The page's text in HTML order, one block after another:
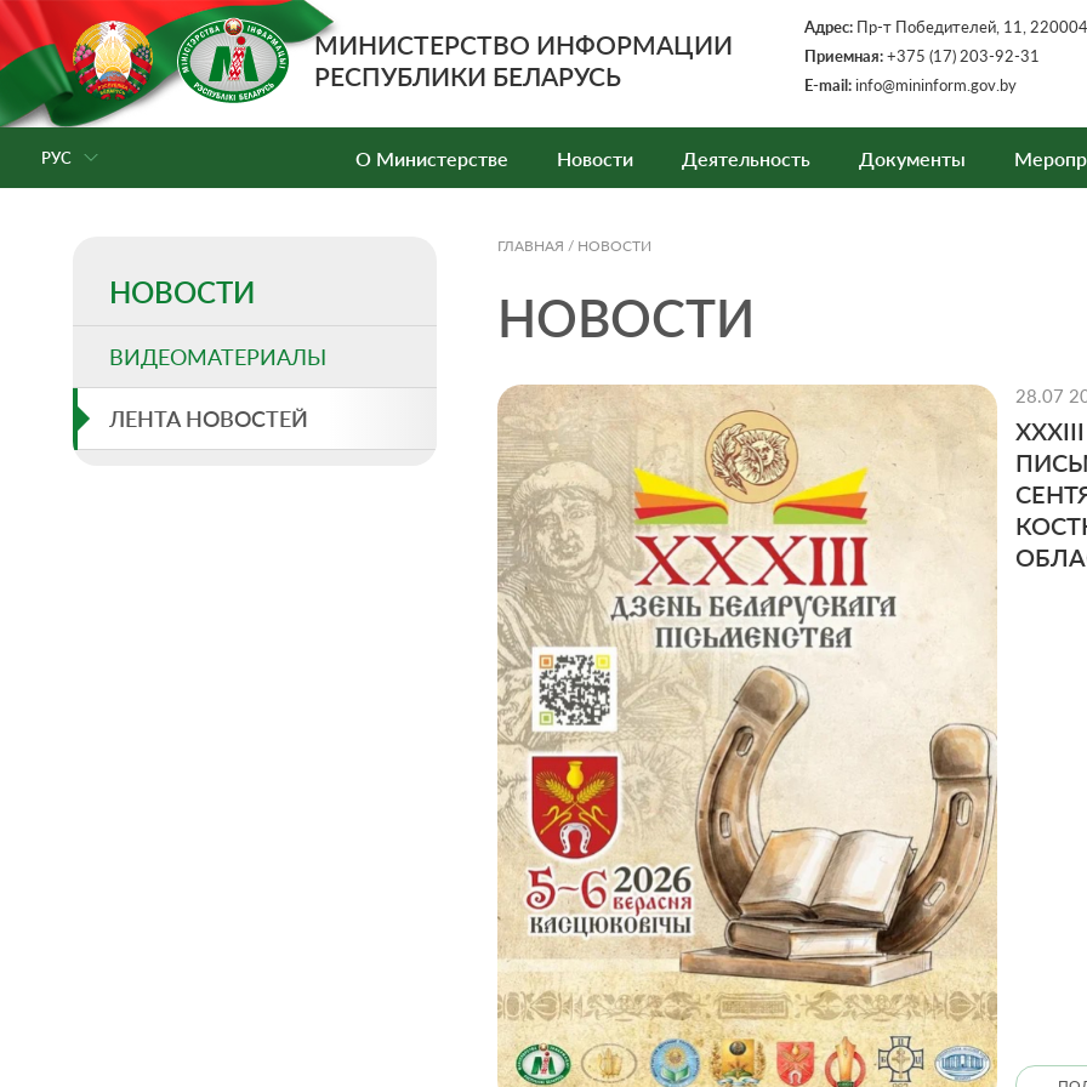
МИНИСТЕРСТВО ИНФОРМАЦИИ
РЕСПУБЛИКИ БЕЛАРУСЬ
Адрес: Пр-т Победителей, 11,
Приемная:+375 (17) 203-92-31
E-mail:info@mininform.gov.by
РУС О Министерстве Новости Деятельность Документы
НОВОСТИ
ВИДЕОМАТЕРИАЛЫ
ЛЕНТА НОВОСТЕЙ
ГЛАВНАЯ / НОВОСТИ
НОВОСТИ
28.07